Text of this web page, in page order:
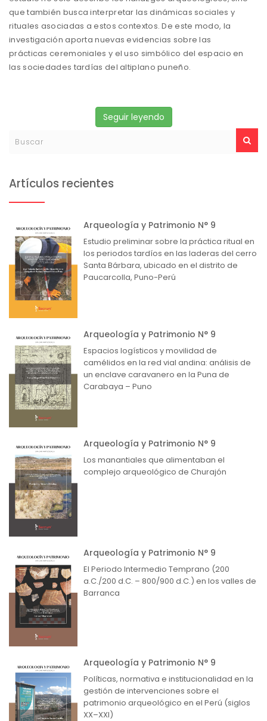
que también busca interpretar las dinámicas sociales y
rituales asociadas a estos contextos. De este modo, la
investigación aporta nuevas evidencias sobre las
prácticas ceremoniales y el uso simbólico del espacio en
las sociedades tardías del altiplano puneño.
Seguir leyendo
Artículos recientes
Arqueología y Patrimonio N° 9
Estudio preliminar sobre la práctica ritual en
los periodos tardíos en las laderas del cerro
Santa Bárbara, ubicado en el distrito de
Paucarcolla, Puno-Perú
Arqueología y Patrimonio N° 9
Espacios logísticos y movilidad de
camélidos en la red vial andina: análisis de
un enclave caravanero en la Puna de
Carabaya – Puno
Arqueología y Patrimonio N° 9
Los manantiales que alimentaban el
complejo arqueológico de Churajón
Arqueología y Patrimonio N° 9
El Periodo Intermedio Temprano (200
a.C./200 d.C. – 800/900 d.C.) en los valles de
Barranca
Arqueología y Patrimonio N° 9
Políticas, normativa e institucionalidad en la
gestión de intervenciones sobre el
patrimonio arqueológico en el Perú (siglos
XX–XXI)